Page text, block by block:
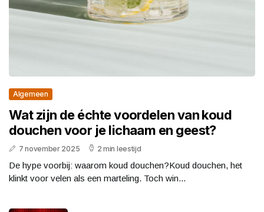
Algemeen
Wat zijn de échte voordelen van koud
douchen voor je lichaam en geest?
7 november 2025 2 min leestijd
De hype voorbij: waarom koud douchen?Koud douchen, het
klinkt voor velen als een marteling. Toch win...